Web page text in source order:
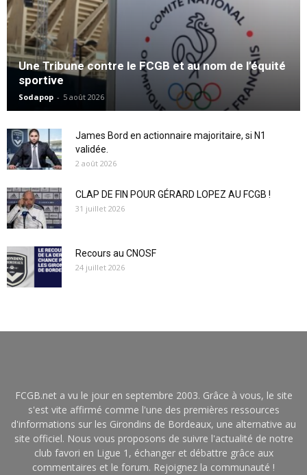
Une Tribune contre le FCGB et au nom de l’équité
sportive
Sodapop - 5 août 2026
James Bord en actionnaire majoritaire, si N1
validée.
2 août 2026
CLAP DE FIN POUR GÉRARD LOPEZ AU FCGB !
31 juillet 2026
Recours au CNOSF
24 juillet 2026
FCGB.net a vu le jour en septembre 2003. Grâce à vous, le site
s'est vite affirmé comme l'une des premières ressources
d'informations sur les Girondins de Bordeaux, une alternative au
site officiel. Nous vous proposons de suivre l'actualité de notre
club favori en Ligue 1, échanger et débattre grâce aux
commentaires et le forum. Rejoignez la communauté !